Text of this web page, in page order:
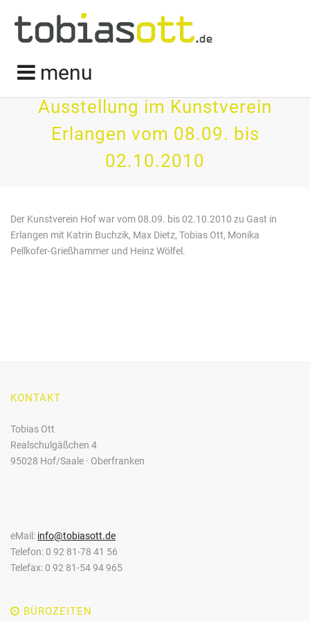
menu
Ausstellung im Kunstverein
Erlangen vom 08.09. bis
02.10.2010
Der Kunstverein Hof war vom 08.09. bis 02.10.2010 zu Gast in
Erlangen mit Katrin Buchzik, Max Dietz, Tobias Ott, Monika
Pellkofer-Grießhammer und Heinz Wölfel.
KONTAKT
Tobias Ott
Realschulgäßchen 4
95028 Hof/Saale · Oberfranken
eMail: info@tobiasott.de
Telefon: 0 92 81-78 41 56
Telefax: 0 92 81-54 94 965
BÜROZEITEN